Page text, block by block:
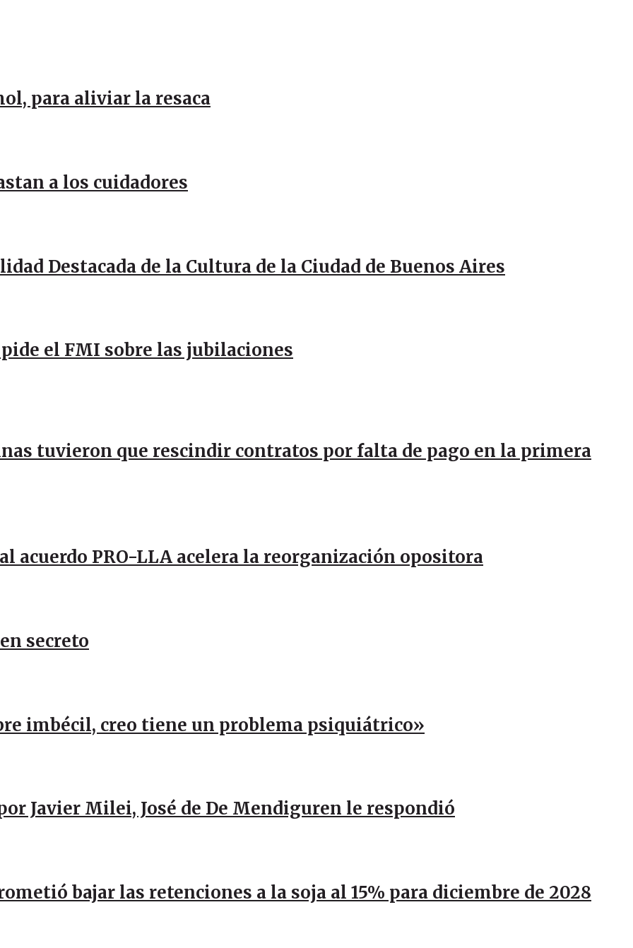
para aliviar la resaca
a los cuidadores
Destacada de la Cultura de la Ciudad de Buenos Aires
el FMI sobre las jubilaciones
tuvieron que rescindir contratos por falta de pago en la primera
acuerdo PRO-LLA acelera la reorganización opositora
secreto
imbécil, creo tiene un problema psiquiátrico»
Javier Milei, José de De Mendiguren le respondió
bajar las retenciones a la soja al 15% para diciembre de 2028